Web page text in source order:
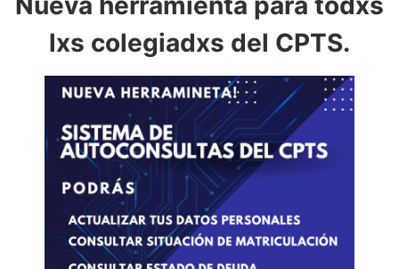
lxs colegiadxs del CPTS.